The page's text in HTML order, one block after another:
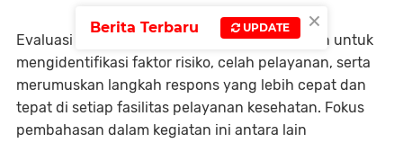
Evaluasi melalui pendekatan AMPSR dilakukan untuk
mengidentifikasi faktor risiko, celah pelayanan, serta
merumuskan langkah respons yang lebih cepat dan
tepat di setiap fasilitas pelayanan kesehatan. Fokus
pembahasan dalam kegiatan ini antara lain
×
Berita Terbaru UPDATE